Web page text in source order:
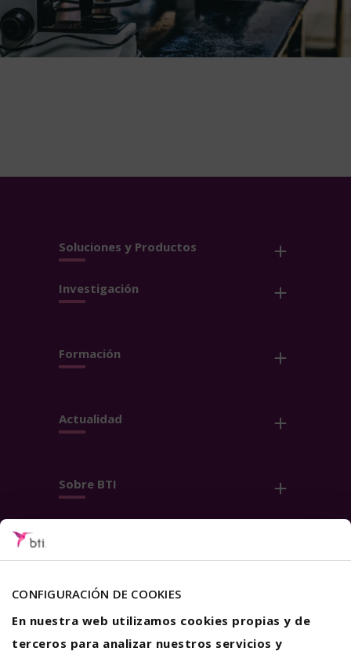
CONFIGURACIÓN DE COOKIES
En nuestra web utilizamos cookies propias y de
terceros para analizar nuestros servicios y
Soluciones y Productos
Investigación
Formación
Actualidad
Sobre BTI